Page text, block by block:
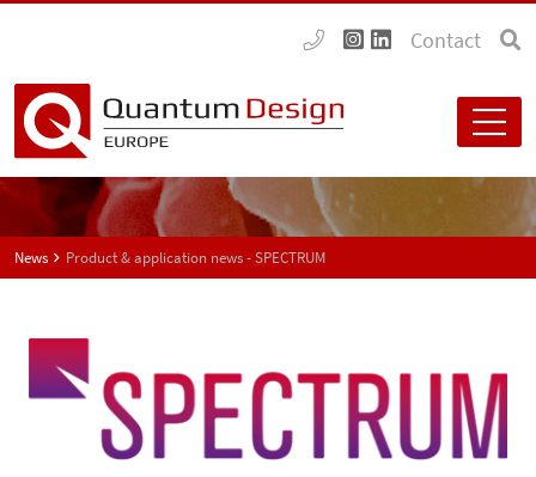
Contact
News Product & application news - SPECTRUM